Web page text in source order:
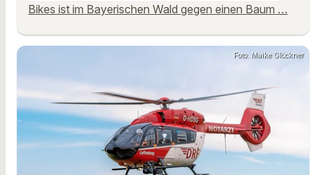
Bikes ist im Bayerischen Wald gegen einen Baum …
Foto: Maike Glöckner